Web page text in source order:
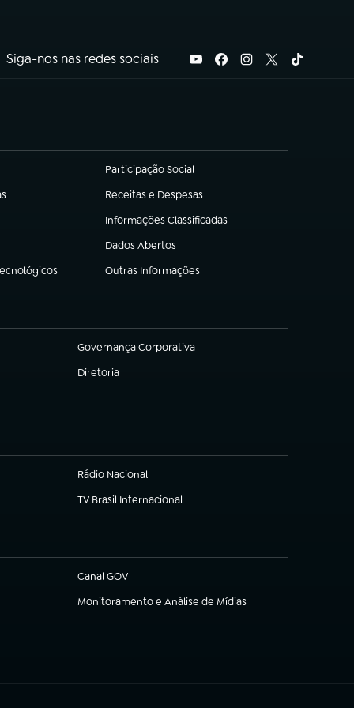
Siga-nos nas redes sociais
Participação Social
(abre em nova aba)
Receitas e Despesas
(abre em nova aba)
Informações Classificadas
(abre em nova aba)
Dados Abertos
(abre em nova aba)
Outras Informações
(abre em nova aba)
Governança Corporativa
(abre em nova aba)
Diretoria
(abre em nova aba)
Rádio Nacional
TV Brasil Internacional
(abre em nova aba)
Canal GOV
(abre em nova aba)
Monitoramento e Análise de Mídias
(abre em nova aba)